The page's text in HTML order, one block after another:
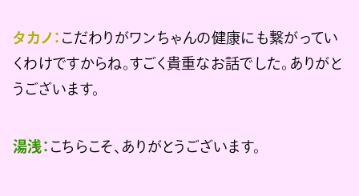
タカノ： こだわりがワンちゃんの健康にも繋がってい
くわけですからね。すごく貴重なお話でした。ありがと
うございます。
湯浅： こちらこそ、ありがとうございます。